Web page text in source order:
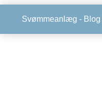
Svømmeanlæg - Blog